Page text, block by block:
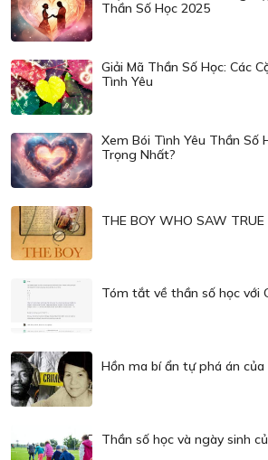
Thần Số Học 2025
Giải Mã Thần Số Học: Các
Tình Yêu
Xem Bói Tình Yêu Thần Số
Trọng Nhất?
THE BOY WHO SAW TRUE
Tóm tắt về thần số học với
Hồn ma bí ẩn tự phá án của
Thần số học và ngày sinh